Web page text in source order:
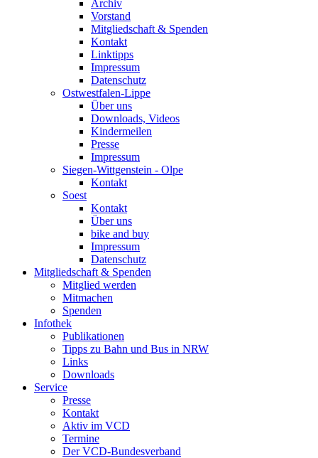
Archiv
Vorstand
Mitgliedschaft & Spenden
Kontakt
Linktipps
Impressum
Datenschutz
Ostwestfalen-Lippe
Über uns
Downloads, Videos
Kindermeilen
Presse
Impressum
Siegen-Wittgenstein - Olpe
Kontakt
Soest
Kontakt
Über uns
bike and buy
Impressum
Datenschutz
Mitgliedschaft & Spenden
Mitglied werden
Mitmachen
Spenden
Infothek
Publikationen
Tipps zu Bahn und Bus in NRW
Links
Downloads
Service
Presse
Kontakt
Aktiv im VCD
Termine
Der VCD-Bundesverband